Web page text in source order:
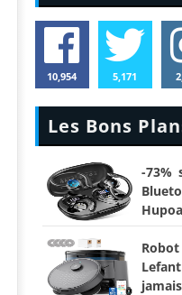
10,954 5,171
Les Bons
-73%